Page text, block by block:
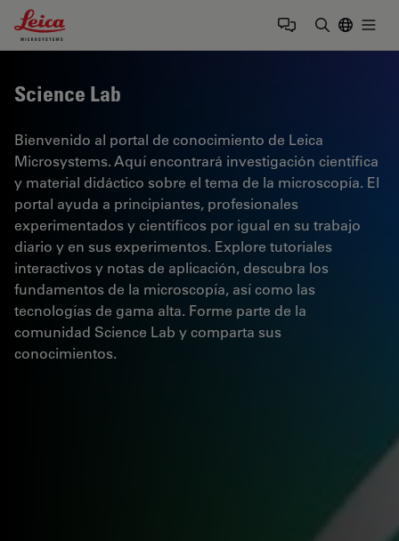
Leica Microsystems Logo
Science Lab
Bienvenido al portal de conocimiento de Leica
Microsystems. Aquí encontrará investigación científica
y material didáctico sobre el tema de la microscopía. El
portal ayuda a principiantes, profesionales
experimentados y científicos por igual en su trabajo
diario y en sus experimentos. Explore tutoriales
interactivos y notas de aplicación, descubra los
fundamentos de la microscopía, así como las
tecnologías de gama alta. Forme parte de la
comunidad Science Lab y comparta sus
conocimientos.